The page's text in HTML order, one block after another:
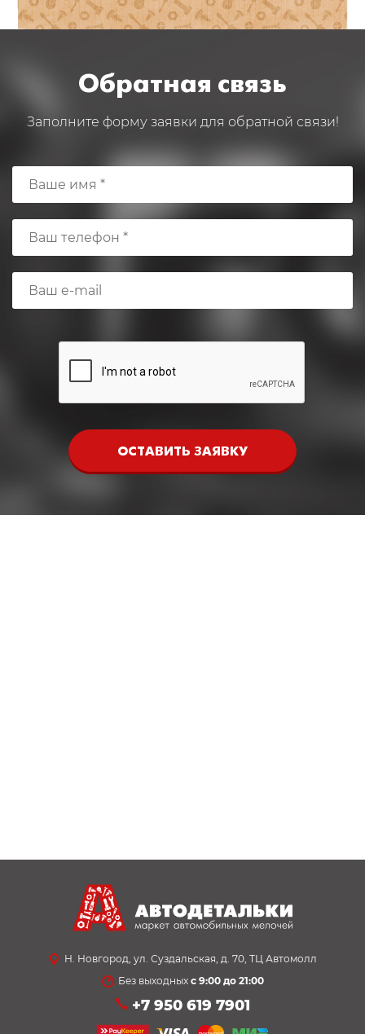
Обратная связь
Заполните форму заявки для обратной связи!
ОСТАВИТЬ ЗАЯВКУ
Н. Новгород, ул. Суздальская, д. 70, ТЦ Автомолл
Без выходных с 9:00 до 21:00
+7 950 619 7901